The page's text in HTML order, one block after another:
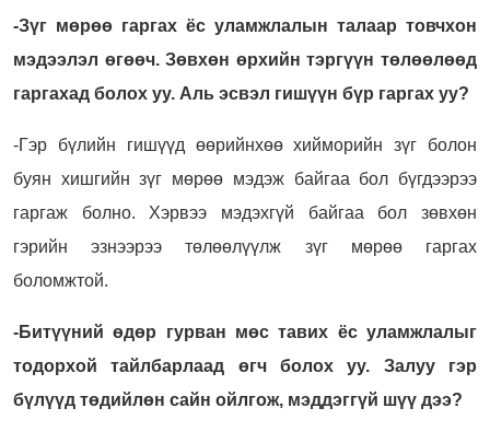
-Зүг мөрөө гаргах ёс уламжлалын талаар товчхон
мэдээлэл өгөөч. Зөвхөн өрхийн тэргүүн төлөөлөөд
гаргахад болох уу. Аль эсвэл гишүүн бүр гаргах уу?
-Гэр бүлийн гишүүд өөрийнхөө хийморийн зүг болон
буян хишгийн зүг мөрөө мэдэж байгаа бол бүгдээрээ
гаргаж болно. Хэрвээ мэдэхгүй байгаа бол зөвхөн
гэрийн эзнээрээ төлөөлүүлж зүг мөрөө гаргах
боломжтой.
-Битүүний өдөр гурван мөс тавих ёс уламжлалыг
тодорхой тайлбарлаад өгч болох уу. Залуу гэр
бүлүүд төдийлөн сайн ойлгож, мэддэггүй шүү дээ?